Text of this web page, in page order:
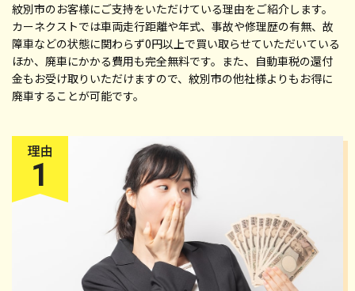
紋別市のお客様にご支持をいただけている理由をご紹介します。
カーネクストでは車両走行距離や年式、事故や修理歴の有無、故
障車などの状態に関わらず0円以上で買い取らせていただいている
ほか、廃車にかかる費用も完全無料です。また、自動車税の還付
金もお受け取りいただけますので、紋別市の他社様よりもお得に
廃車することが可能です。